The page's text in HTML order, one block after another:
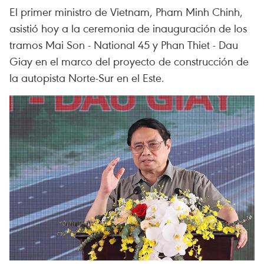
El primer ministro de Vietnam, Pham Minh Chinh,
asistió hoy a la ceremonia de inauguración de los
tramos Mai Son - National 45 y Phan Thiet - Dau
Giay en el marco del proyecto de construcción de
la autopista Norte-Sur en el Este.